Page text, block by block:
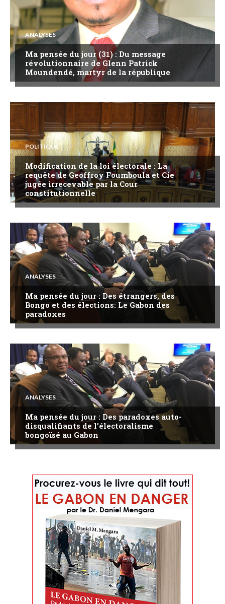
ANALYSES
Ma pensée du jour (31) : Du message
révolutionnaire de Glenn Patrick
Moundendé, martyr de la république
POLITIQUE
Modification de la loi électorale : La
requête de Geoffroy Foumboula et Cie
jugée irrecevable par la Cour
constitutionnelle
ANALYSES
Ma pensée du jour : Des étrangers, des
Bongo et des élections: Le Gabon des
paradoxes
ANALYSES
Ma pensée du jour : Des paradoxes auto-
disqualifiants de l’électoralisme
bongoïsé au Gabon